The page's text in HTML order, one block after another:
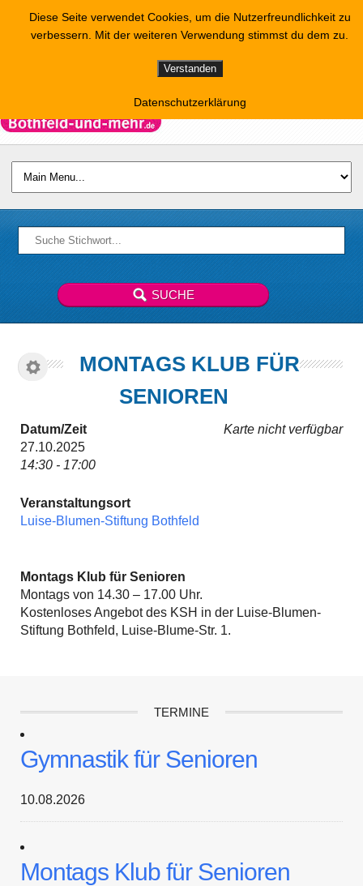
MONTAGS KLUB FÜR
SENIOREN
Karte nicht verfügbar
Datum/Zeit
27.10.2025
14:30 - 17:00
Veranstaltungsort
Luise-Blumen-Stiftung Bothfeld
Montags Klub für Senioren
Montags von 14.30 – 17.00 Uhr.
Kostenloses Angebot des KSH in der Luise-Blumen-
Stiftung Bothfeld, Luise-Blume-Str. 1.
TERMINE
Gymnastik für Senioren
10.08.2026
Montags Klub für Senioren
Diese Seite verwendet Cookies, um die Nutzerfreundlichkeit zu
verbessern. Mit der weiteren Verwendung stimmst du dem zu.
Verstanden
Datenschutzerklärung